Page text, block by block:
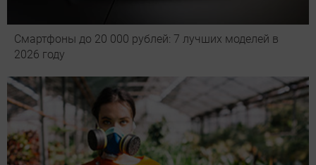
Смартфоны до 20 000 рублей: 7 лучших моделей в
2026 году